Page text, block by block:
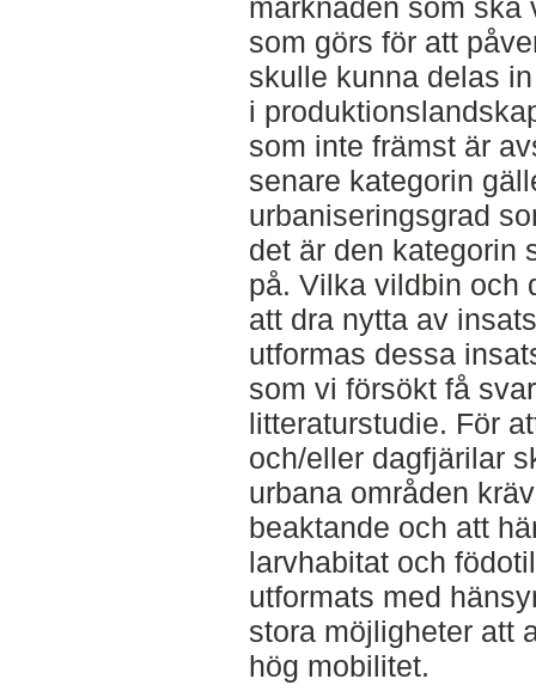
marknaden som ska
som görs för att
skulle kunna delas
i
som inte främst är
senare kategorin
urbaniseringsgrad
det är den kategorin
på. Vilka vildbin och
att dra nytta av
utformas dessa
som vi försökt få
litteraturstudie. För
och/eller dagfjärilar
urbana områden
beaktande och att
larvhabitat och
utformats med
stora möjligheter att
hög mobilitet.